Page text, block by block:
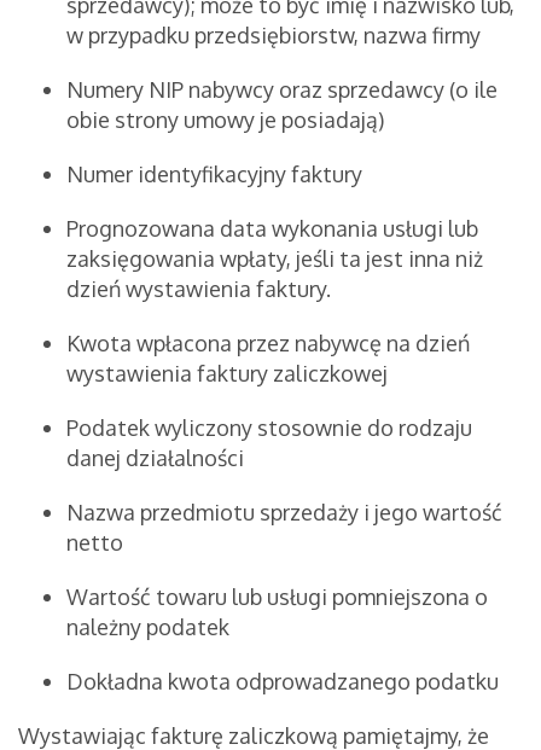
w przypadku przedsiębiorstw, nazwa firmy
Numery NIP nabywcy oraz sprzedawcy (o ile
obie strony umowy je posiadają)
Numer identyfikacyjny faktury
Prognozowana data wykonania usługi lub
zaksięgowania wpłaty, jeśli ta jest inna niż
dzień wystawienia faktury.
Kwota wpłacona przez nabywcę na dzień
wystawienia faktury zaliczkowej
Podatek wyliczony stosownie do rodzaju
danej działalności
Nazwa przedmiotu sprzedaży i jego wartość
netto
Wartość towaru lub usługi pomniejszona o
należny podatek
Dokładna kwota odprowadzanego podatku
Wystawiając fakturę zaliczkową pamiętajmy, że